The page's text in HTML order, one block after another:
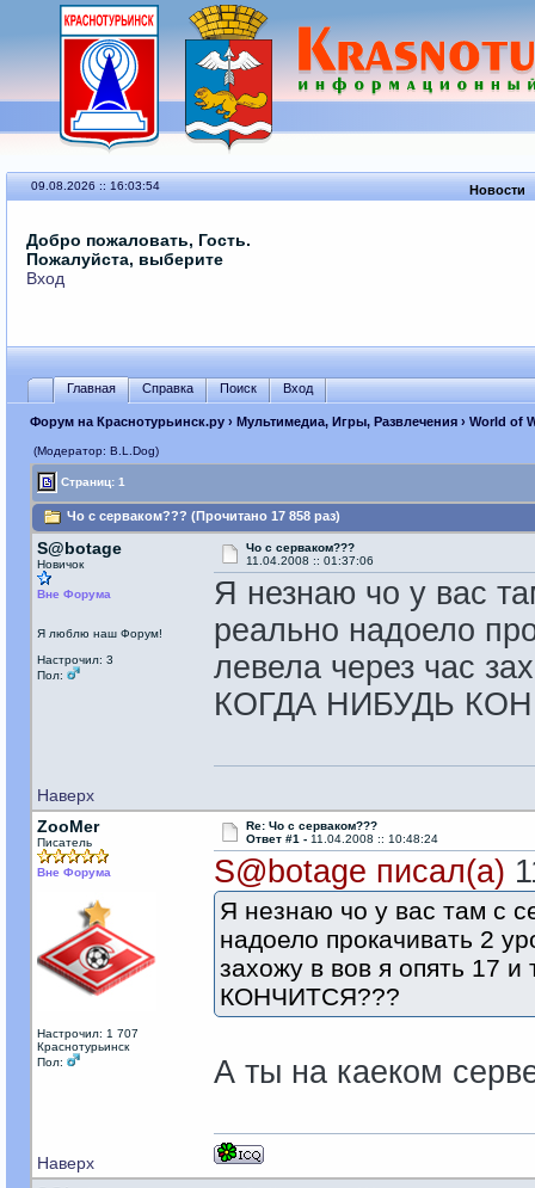
09.08.2026 :: 16:03:54 Новости
Добро пожаловать, Гость.
Пожалуйста, выберите
Вход
Главная Справка Поиск Вход
Форум на Краснотурьинск.ру› Мультимедиа, Игры, Развлечения› World of
(Модератор: B.L.Dog)
Страниц: 1
Чо с серваком??? (Прочитано 17 858 раз)
S@botage
Новичок
Вне Форума
Я люблю наш Форум!
Настрочил: 3
Пол:
Чо с серваком???
11.04.2008 :: 01:37:06
Я незнаю чо у вас
реально надоело
левела через час
КОГДА НИБУДЬ
Наверх
ZooMer
Писатель
Вне Форума
Настрочил: 1 707
Краснотурьинск
Пол:
Re: Чо с серваком???
Ответ #1 - 11.04.2008 :: 10:48:24
S@botage писал(а)
Я незнаю чо у вас там с
надоело прокачивать 2
захожу в вов я опять 17
КОНЧИТСЯ???
А ты на каеком
Наверх